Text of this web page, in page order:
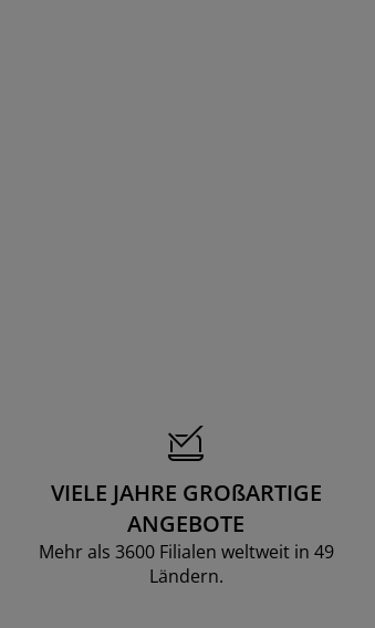
VIELE JAHRE GROßARTIGE
ANGEBOTE
Mehr als 3600 Filialen weltweit in 49
Ländern.